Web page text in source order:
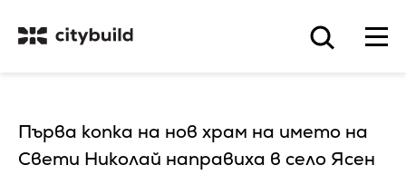
Първа копка на нов храм на името на
Свети Николай направиха в село Ясен